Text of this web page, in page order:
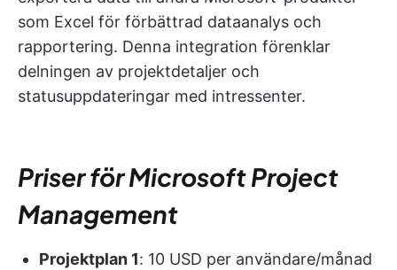
som Excel för förbättrad dataanalys och
rapportering. Denna integration förenklar
delningen av projektdetaljer och
statusuppdateringar med intressenter.
Priser för Microsoft Project
Management
Projektplan 1: 10 USD per användare/månad